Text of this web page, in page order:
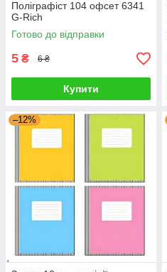
Поліграфіст 104 офсет 6341
G-Rich
Готово до відправки
5 ₴ 6 ₴
Купити
–12%